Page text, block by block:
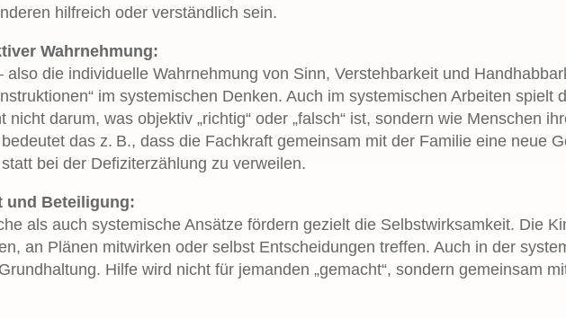
hilfreich oder verständlich sein.
Wahrnehmung:
also die individuelle Wahrnehmung von Sinn, Verstehbarkeit und
im systemischen Denken. Auch im systemischen Arbeiten spielt
nicht darum, was objektiv „richtig“ oder „falsch“ ist, sondern wie Menschen
das z. B., dass die Fachkraft gemeinsam mit der Familie eine neue
bei der Defiziterzählung zu verweilen.
und Beteiligung:
als auch systemische Ansätze fördern gezielt die Selbstwirksamkeit. Die
an Plänen mitwirken oder selbst Entscheidungen treffen. Auch in der
Hilfe wird nicht für jemanden „gemacht“, sondern gemeinsam